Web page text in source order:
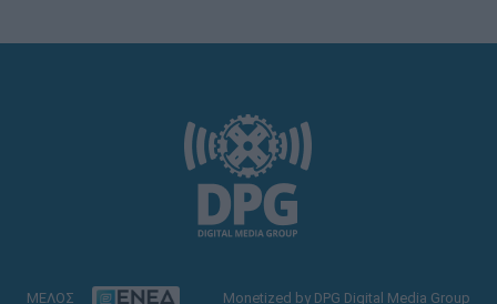
ΜΕΛΟΣ Monetized by DPG Digital Media Group